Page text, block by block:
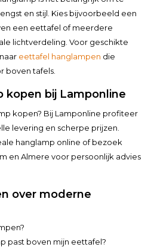
en stijl. Kies bijvoorbeeld een
een eettafel of meerdere
lichtverdeling. Voor geschikte
eettafel hanglampen die
boven tafels.
kopen bij Lamponline
kopen? Bij Lamponline profiteer
levering en scherpe prijzen.
hanglamp online of bezoek
en Almere voor persoonlijk advies
over moderne
past boven mijn eettafel?